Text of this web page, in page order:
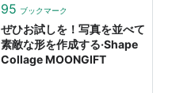
95 ブックマーク
ぜひお試しを！写真を並べて
素敵な形を作成する·Shape
Collage MOONGIFT